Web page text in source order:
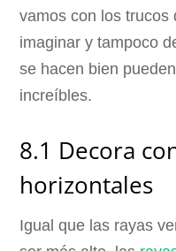
vamos con los trucos
imaginar y tampoco
se hacen bien
increíbles.
8.1 Decora
horizontales
Igual que las rayas